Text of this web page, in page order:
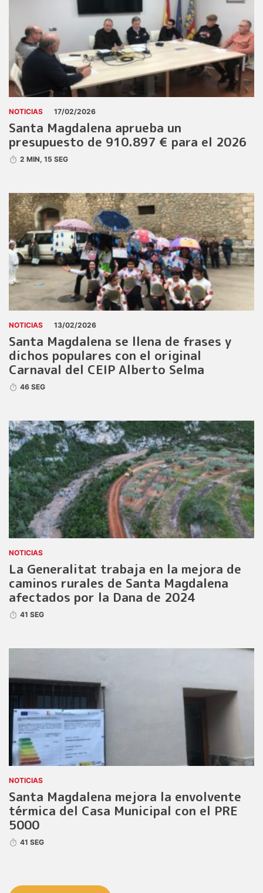
NOTICIAS 17/02/2026
Santa Magdalena aprueba un
presupuesto de 910.897 € para el 2026
2 MIN, 15 SEG
NOTICIAS 13/02/2026
Santa Magdalena se llena de frases y
dichos populares con el original
Carnaval del CEIP Alberto Selma
46 SEG
NOTICIAS
La Generalitat trabaja en la mejora de
caminos rurales de Santa Magdalena
afectados por la Dana de 2024
41 SEG
NOTICIAS
Santa Magdalena mejora la envolvente
térmica del Casa Municipal con el PRE
5000
41 SEG